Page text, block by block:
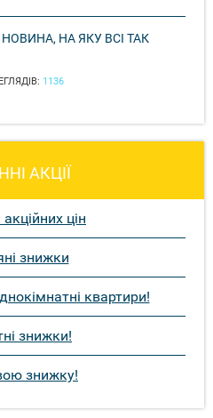
НА ЯКУ ВСІ ТАК
1136
АКЦІЇ
цін
знижки
квартири!
знижки!
знижку!